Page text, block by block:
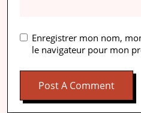
Enregistrer mon nom,
le navigateur pour mon